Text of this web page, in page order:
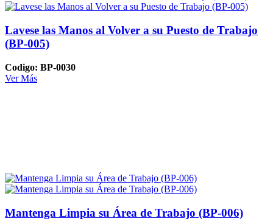
Lavese las Manos al Volver a su Puesto de Trabajo
(BP-005)
Codigo: BP-0030
Ver Más
Mantenga Limpia su Área de Trabajo (BP-006)